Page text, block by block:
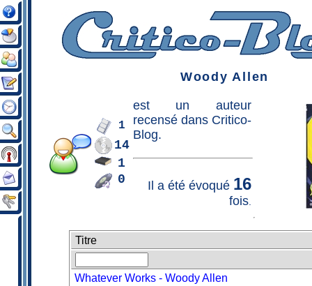
Woody Allen
1
14
1
0
est un auteur
recensé dans Critico-
Blog.
Il a été évoqué 16
fois.
Titre
Whatever Works - Woody Allen